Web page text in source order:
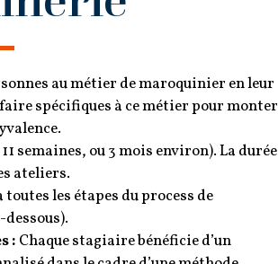
au métier de maroquinier en leur
spécifiques à ce métier pour monter
semaines, ou 3 mois environ). La durée
ateliers.
les étapes du process de
: Chaque stagiaire bénéficie d’un